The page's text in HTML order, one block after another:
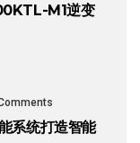
M1逆变
系统打造智能